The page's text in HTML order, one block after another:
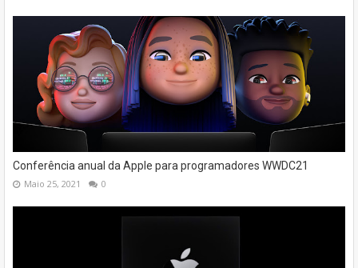
Conferência anual da Apple para programadores WWDC21
Maio 25, 2021 0